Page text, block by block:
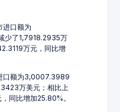
进口额为
少了1,7918.2935万
万元，同比增
口额为3,0007.3989
万美元；相比上
同比增加25.80%。